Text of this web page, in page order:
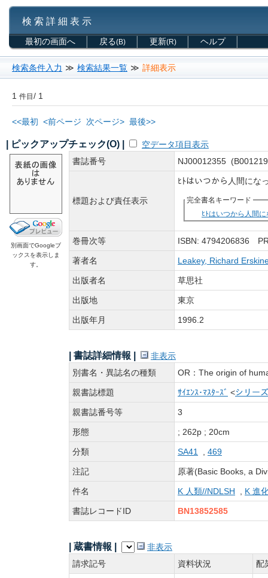
検 索 詳 細 表 示
最初の画面へ 戻る(B) 更新(R) ヘルプ
検索条件入力 ≫ 検索結果一覧 ≫ 詳細表示
1 件目/ 1
<<最初 <前ページ 次ページ> 最後>>
| ピックアップチェック(O) | 空データ項目表示
別画面でGoogleブ
ックスを表示しま
す。
書誌番号 NJ00012355
標題および責任表示
ﾋﾄはいつから人間に
完全書名キーワード
ﾋﾄはいつから人間
巻冊次等 ISBN: 4794206836
著者名 Leakey, Richard
出版者名 草思社
出版地 東京
出版年月 1996.2
| 書誌詳細情報 |
非表示
別書名・異誌名の種類
OR：The origin of
親書誌標題 ｻｲｴﾝｽ･ﾏｽﾀｰｽﾞ <シリー
親書誌番号等 3
形態 ; 262p ; 20cm
分類 SA41 469
注記 原著(Basic Books, a
件名 K 人類//NDLSH K 進
書誌レコードID BN13852585
| 蔵書情報 |
非表示
請求記号
資料状況 配